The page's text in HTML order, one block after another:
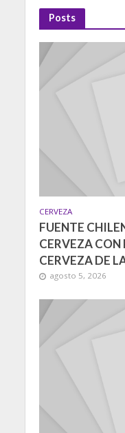
Posts
CERVEZA
FUENTE
CERVEZA CON
CERVEZA DE
agosto 5, 2026